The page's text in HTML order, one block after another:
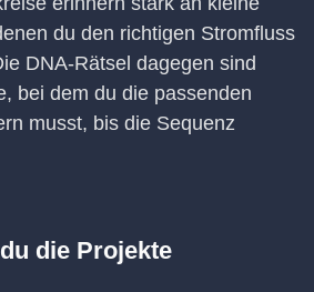
du den richtigen Stromfluss
DNA-Rätsel dagegen sind
bei dem du die passenden
musst, bis die Sequenz
die Projekte